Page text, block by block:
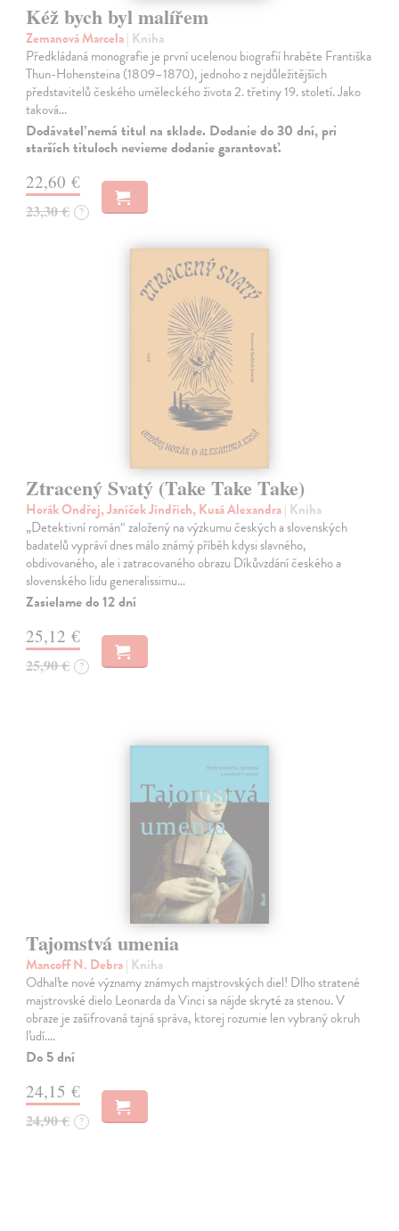
Kéž bych byl malířem
Zemanová Marcela| Kniha
Předkládaná monografie je první ucelenou biografií hraběte Františka
Thun-Hohensteina (1809–1870), jednoho z nejdůležitějších
představitelů českého uměleckého života 2. třetiny 19. století. Jako
taková…
Dodávateľ nemá titul na sklade. Dodanie do 30 dní, pri
starších tituloch nevieme dodanie garantovať.
22,60 €
23,30 € ?
Ztracený Svatý (Take Take Take)
Horák Ondřej, Janíček Jindřich, Kusá Alexandra| Kniha
„Detektivní román“ založený na výzkumu českých a slovenských
badatelů vypráví dnes málo známý příběh kdysi slavného,
obdivovaného, ale i zatracovaného obrazu Díkůvzdání českého a
slovenského lidu generalissimu…
Zasielame do 12 dní
25,12 €
25,90 € ?
Tajomstvá umenia
Mancoff N. Debra| Kniha
Odhaľte nové významy známych majstrovských diel! Dlho stratené
majstrovské dielo Leonarda da Vinci sa nájde skryté za stenou. V
obraze je zašifrovaná tajná správa, ktorej rozumie len vybraný okruh
ľudí.…
Do 5 dní
24,15 €
24,90 € ?